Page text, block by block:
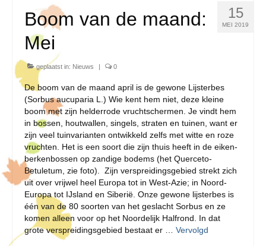
15
MEI 2019
Boom van de maand:
Mei
geplaatst in: Nieuws | 0
De boom van de maand april is de gewone Lijsterbes
(Sorbus aucuparia L.) Wie kent hem niet, deze kleine
boom met zijn helderrode vruchtschermen. Je vindt hem
in bossen, houtwallen, singels, straten en tuinen, want er
zijn veel tuinvarianten ontwikkeld zelfs met witte en roze
vruchten. Het is een soort die zijn thuis heeft in de eiken-
berkenbossen op zandige bodems (het Querceto-
Betuletum, zie foto). Zijn verspreidingsgebied strekt zich
uit over vrijwel heel Europa tot in West-Azie; in Noord-
Europa tot IJsland en Siberië. Onze gewone lijsterbes is
één van de 80 soorten van het geslacht Sorbus en ze
komen alleen voor op het Noordelijk Halfrond. In dat
grote verspreidingsgebied bestaat er … Vervolgd